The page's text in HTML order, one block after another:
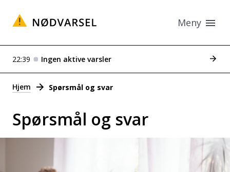
Meny
Varsler
22:39 Ingen aktive varsler Se
Hjem Spørsmål og svar
Spørsmål og svar